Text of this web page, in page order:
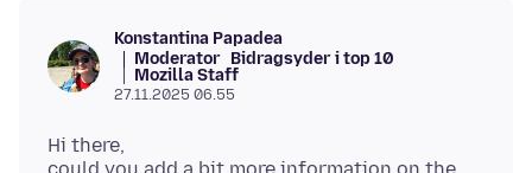
Konstantina Papadea
Moderator Bidragsyder i top 10
Mozilla Staff
27.11.2025 06.55
Hi there,